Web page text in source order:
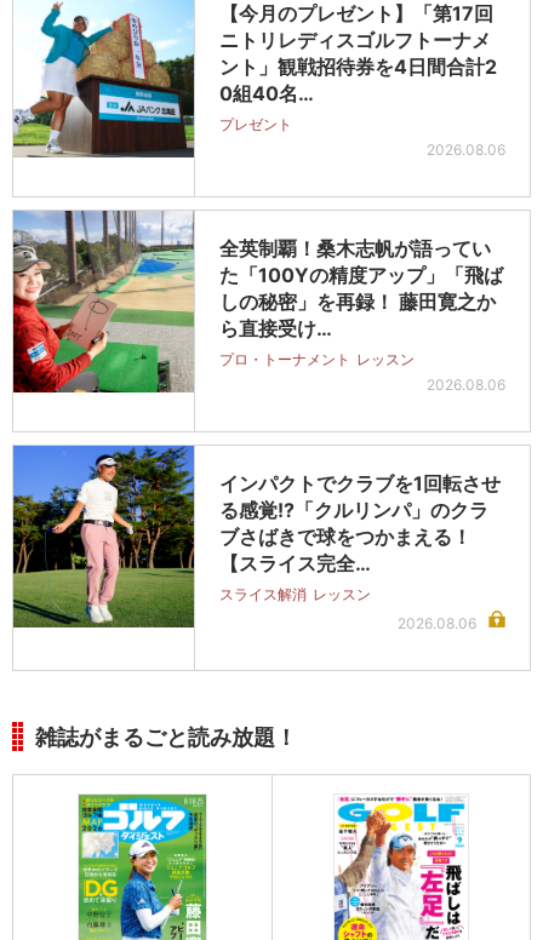
【今月のプレゼント】「第17回
ニトリレディスゴルフトーナメ
ント」観戦招待券を4日間合計2
0組40名…
プレゼント
2026.08.06
全英制覇！桑木志帆が語ってい
た「100Yの精度アップ」「飛ば
しの秘密」を再録！ 藤田寛之か
ら直接受け…
プロ・トーナメント レッスン
2026.08.06
インパクトでクラブを1回転させ
る感覚!?「クルリンパ」のクラ
ブさばきで球をつかまえる！
【スライス完全…
スライス解消 レッスン
2026.08.06
雑誌がまるごと読み放題！